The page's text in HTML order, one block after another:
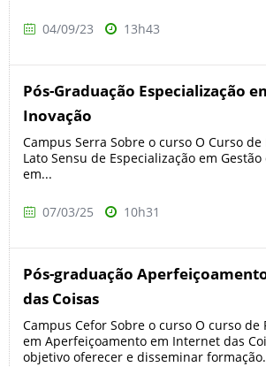
04/09/23 13h43
Pós-Graduação Especialização
Inovação
Campus Serra Sobre o curso O Curso de
Lato Sensu de Especialização em Gestão
em...
07/03/25 10h31
Pós-graduação
das Coisas
Campus Cefor Sobre o curso O curso de
em Aperfeiçoamento em Internet das
objetivo oferecer e disseminar